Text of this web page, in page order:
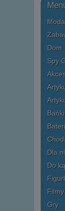
Moda
Dom
Spy
Dla
Do
Filmy
Gry